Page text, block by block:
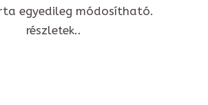
egyedileg módosítható.
részletek..